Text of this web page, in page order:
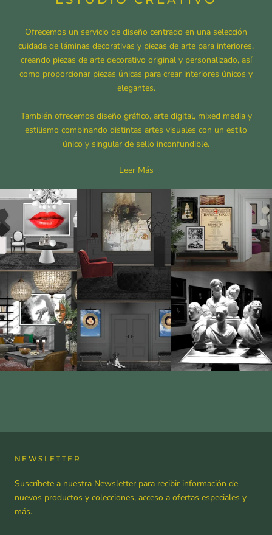
Ofrecemos un servicio de diseño centrado en una selección
cuidada de láminas decorativas y piezas de arte para interiores,
creando piezas de arte decorativo original y personalizado, así
como proporcionar piezas únicas para crear interiores únicos y
elegantes.
También ofrecemos diseño gráfico, arte digital, mixed media y
estilismo combinando distintas artes visuales con un estilo
único y singular de sello inconfundible.
Leer Más
NEWSLETTER
Suscríbete a nuestra Newsletter para recibir información de
nuevos productos y colecciones, acceso a ofertas especiales y
más.